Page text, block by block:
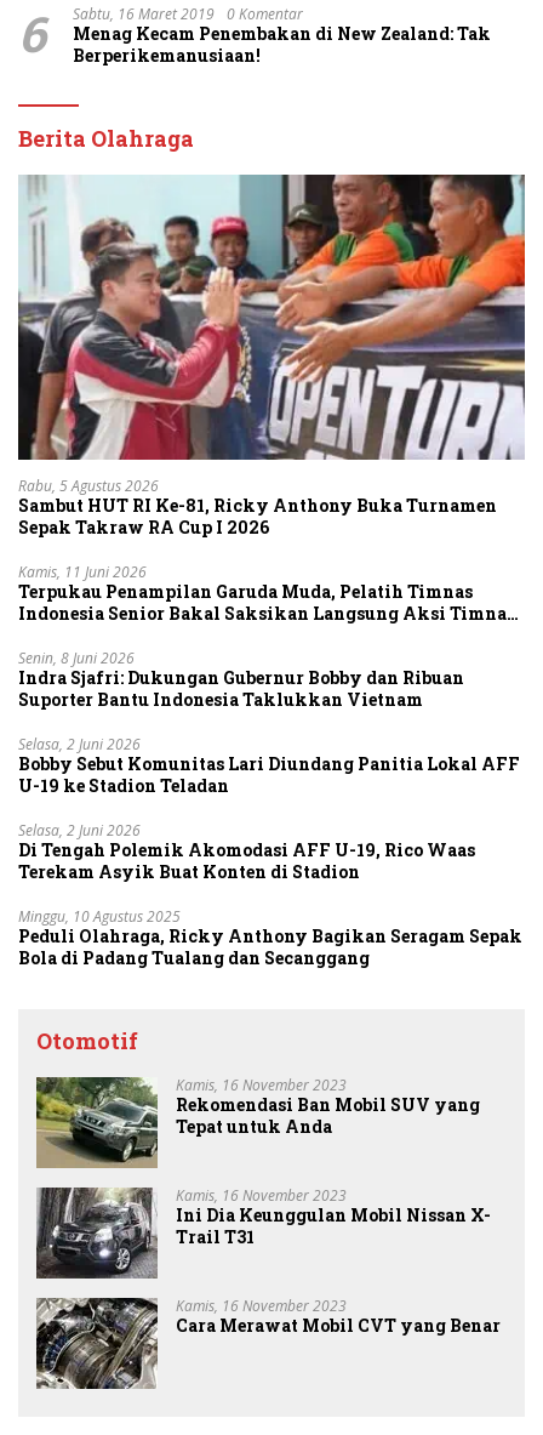
6 Sabtu, 16 Maret 2019 0 Komentar
Menag Kecam Penembakan di New Zealand: Tak
Berperikemanusiaan!
Berita Olahraga
Rabu, 5 Agustus 2026
Sambut HUT RI Ke-81, Ricky Anthony Buka Turnamen
Sepak Takraw RA Cup I 2026
Kamis, 11 Juni 2026
Terpukau Penampilan Garuda Muda, Pelatih Timnas
Indonesia Senior Bakal Saksikan Langsung Aksi Timnas
Senin, 8 Juni 2026
Indra Sjafri: Dukungan Gubernur Bobby dan Ribuan
Suporter Bantu Indonesia Taklukkan Vietnam
Selasa, 2 Juni 2026
Bobby Sebut Komunitas Lari Diundang Panitia Lokal AFF
U-19 ke Stadion Teladan
Selasa, 2 Juni 2026
Di Tengah Polemik Akomodasi AFF U-19, Rico Waas
Terekam Asyik Buat Konten di Stadion
Minggu, 10 Agustus 2025
Peduli Olahraga, Ricky Anthony Bagikan Seragam Sepak
Bola di Padang Tualang dan Secanggang
Otomotif
Kamis, 16 November 2023
Rekomendasi Ban Mobil SUV yang
Tepat untuk Anda
Kamis, 16 November 2023
Ini Dia Keunggulan Mobil Nissan X-
Trail T31
Kamis, 16 November 2023
Cara Merawat Mobil CVT yang Benar